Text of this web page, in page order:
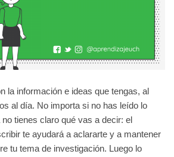
la información e ideas que tengas, al
al día. No importa si no has leído lo
tienes claro qué vas a decir: el
te ayudará a aclararte y a mantener
tu tema de investigación. Luego lo